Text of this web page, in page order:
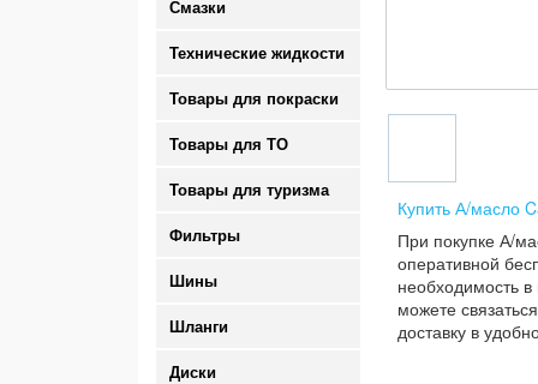
Смазки
Технические жидкости
Товары для покраски
Товары для ТО
Товары для туризма
Фильтры
Шины
Шланги
Диски
Купить А/масло
При покупке А/
оперативной
необходимость
можете
доставку в